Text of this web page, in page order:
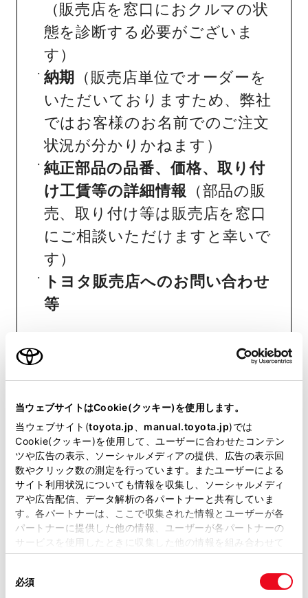
当ウェブサイトはCookie(クッキー)を使用します。
当ウェブサイト(toyota.jp manual.toyota.jp)では
Cookie(クッキー)を使用して、ユーザーに合わせたコンテン
ツや広告の表示、ソーシャルメディアの提供、広告の表示回
数やクリック数の測定を行っています。またユーザーによる
サイト利用状況についても情報を収集し、ソーシャルメディ
アや広告配信、データ解析の各パートナーと共有していま
す。各パートナーは、ここで収集された情報とユーザーが各
パートナーに提供した他の情報、ユーザーが各パートナーの
サービスを使用したときに収集した他の情報を組み合わせて
使用することがあります。当ウェブサイトの使用を続行する
必須
（販売店を窓口におクルマの状
態を診断する必要がございま
す）
納期
（販売店単位でオーダーを
いただいておりますため、弊社
ではお客様のお名前でのご注文
状況が分かりかねます）
純正部品の品番、価格、取り付
け工賃等の詳細情報 （部品の販
売、取り付け等は販売店を窓口
にご相談いただけますと幸いで
す）
トヨタ販売店へのお問い合わせ
等
おクルマに関するお問い合わせ
は、自動車検査証（車検証）をご
が可能です。
リコール等情報はこちら
チャットでお問い合わせ